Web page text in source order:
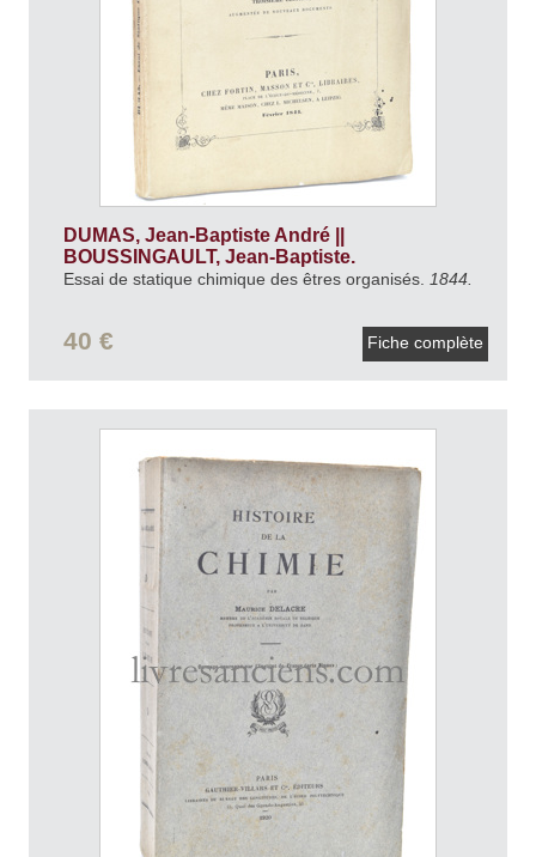
DUMAS, Jean-Baptiste André ||
BOUSSINGAULT, Jean-Baptiste.
Essai de statique chimique des êtres organisés. 1844.
40 € Fiche complète